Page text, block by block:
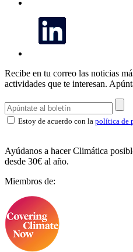
Recibe en tu correo las noticias
actividades que te interesan.
Estoy de acuerdo con la política de
Ayúdanos a hacer Climática
desde 30€ al año.
Miembros de: